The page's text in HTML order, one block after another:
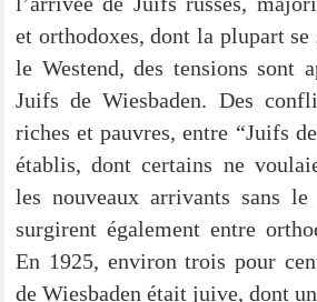
et ortho­do­xes, dont la plu­part se
le West­end, des ten­si­ons sont
Juifs de Wies­ba­den. Des
riches et pau­vres, ent­re “Juifs
étab­lis, dont cer­ta­ins ne
les nou­veaux arri­vants sans le
sur­gi­rent éga­le­ment ent­re
En 1925, envi­ron trois pour
de Wies­ba­den était jui­ve, dont